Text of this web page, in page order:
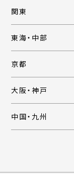
関東
東海・中部
京都
大阪・神戸
中国・九州